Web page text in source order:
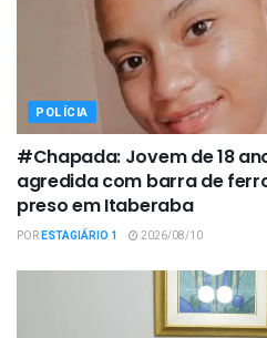
POLÍCIA
#Chapada: Jovem de 18
agredida com barra de
preso em Itaberaba
PORESTAGIÁRIO 1 2026/08/10